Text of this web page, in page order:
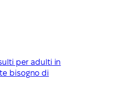
per adulti in
bisogno di